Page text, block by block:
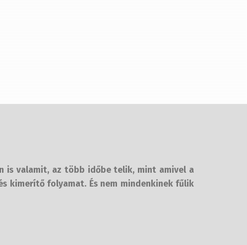
is valamit, az több időbe telik, mint amivel a
kimerítő folyamat. És nem mindenkinek fűlik